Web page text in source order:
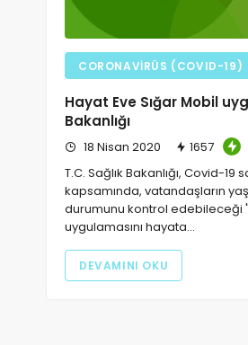
CORONAVIRÜS (COVID-19)
Hayat Eve Sığar Mobil
Bakanlığı
18 Nisan 2020
1657
T.C. Sağlık Bakanlığı, Covid-19
kapsamında, vatandaşların
durumunu kontrol edebileceği
uygulamasını hayata…
DEVAMINI OKU